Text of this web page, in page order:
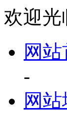
欢迎
网
-
网站